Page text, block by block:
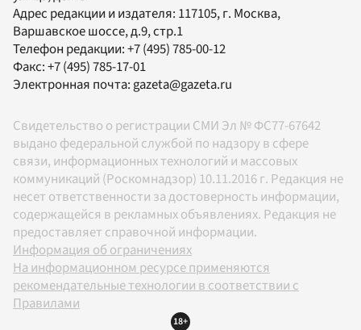
Адрес редакции и издателя: 117105, г. Москва,
Варшавское шоссе, д.9, стр.1
Телефон редакции:+7 (495) 785-00-12
Факс:+7 (495) 785-17-01
Электронная почта:gazeta@gazeta.ru
Свидетельство о регистрации СМИ Эл № ФС77-67642
выдано федеральной службой по надзору в сфере
связи, информационных технологий и массовых
коммуникаций (Роскомнадзор) 10.11.2016 г. Редакция не
несет ответственности за достоверность информации,
содержащейся в рекламных объявлениях. Редакция не
предоставляет справочной информации.
Информация об ограничениях
На информационном ресурсе применяются
рекомендательные технологии в соответствии с
Правилами
18+